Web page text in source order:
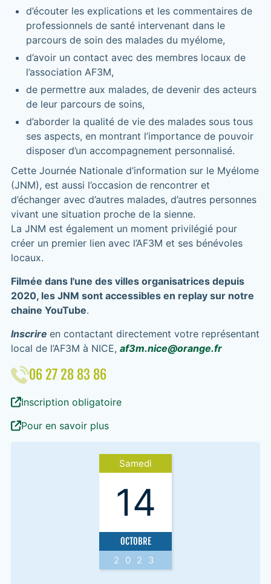
d’écouter les explications et les commentaires de
professionnels de santé intervenant dans le
parcours de soin des malades du myélome,
d’avoir un contact avec des membres locaux de
l’association AF3M,
de permettre aux malades, de devenir des acteurs
de leur parcours de soins,
d’aborder la qualité de vie des malades sous tous
ses aspects, en montrant l’importance de pouvoir
disposer d’un accompagnement personnalisé.
Cette Journée Nationale d‘information sur le Myélome
(JNM), est aussi l’occasion de rencontrer et
d’échanger avec d’autres malades, d’autres personnes
vivant une situation proche de la sienne.
La JNM est également un moment privilégié pour
créer un premier lien avec l’AF3M et ses bénévoles
locaux.
Filmée dans l'une des villes organisatrices depuis
2020, les JNM sont accessibles en replay sur notre
chaine YouTube.
Inscrire en contactant directement votre représentant
local de l’AF3M à NICE, af3m.nice@orange.fr
06 27 28 83 86
Inscription obligatoire
Pour en savoir plus
Samedi
14
OCTOBRE
2023